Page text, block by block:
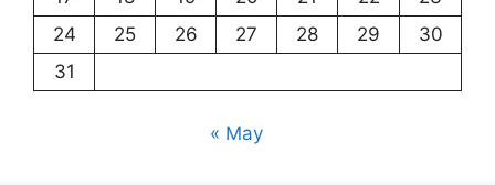
24
25 26 27 28 29
30
31
« May